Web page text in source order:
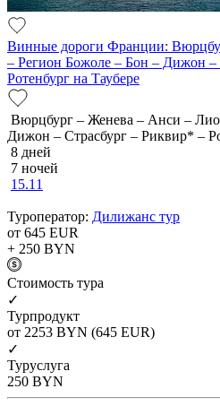
Винные дороги Франции:
– Регион Божоле – Бон – Дижон –
Ротенбург на Таубере
Вюрцбург – Женева – Анси –
Дижон – Страсбург – Риквир* –
8 дней
7 ночей
15.11
Туроператор: Дилижанс тур
от 645 EUR
+ 250 BYN
Cтоимость тура
✓
Турпродукт
от 2253 BYN (645 EUR)
✓
Туруслуга
250 BYN